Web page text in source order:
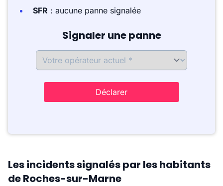
SFR : aucune panne signalée
Signaler une panne
Déclarer
Les incidents signalés par les habitants
de Roches-sur-Marne